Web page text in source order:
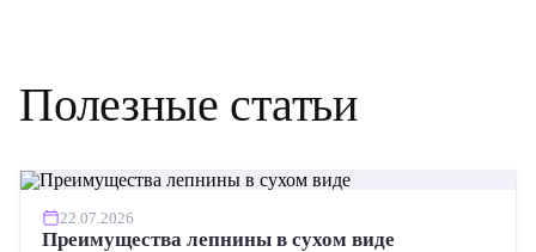
Полезные статьи
22.07.2026
Преимущества лепнины в сухом виде